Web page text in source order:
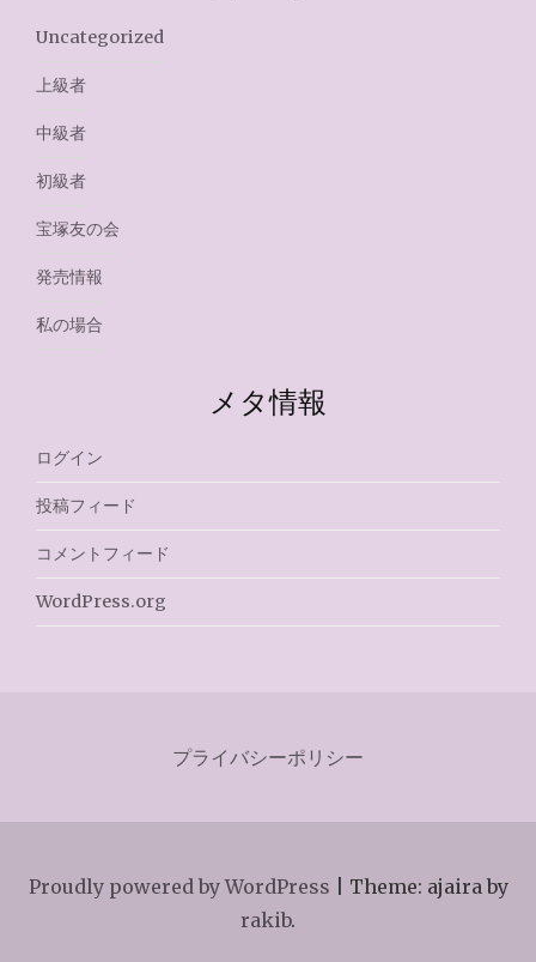
Uncategorized
上級者
中級者
初級者
宝塚友の会
発売情報
私の場合
メタ情報
ログイン
投稿フィード
コメントフィード
WordPress.org
プライバシーポリシー
Proudly powered by WordPress
Theme: ajaira by
rakib.